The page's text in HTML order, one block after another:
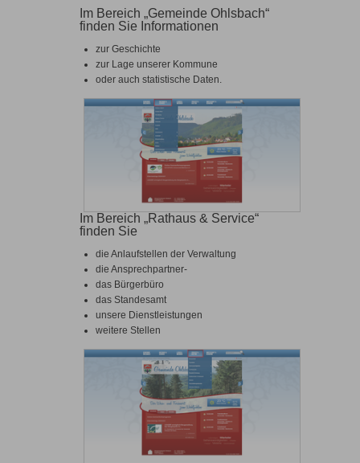
Im Bereich „Gemeinde Ohlsbach“
finden Sie Informationen
zur Geschichte
zur Lage unserer Kommune
oder auch statistische Daten.
Im Bereich „Rathaus & Service“
finden Sie
die Anlaufstellen der Verwaltung
die Ansprechpartner-
das Bürgerbüro
das Standesamt
unsere Dienstleistungen
weitere Stellen